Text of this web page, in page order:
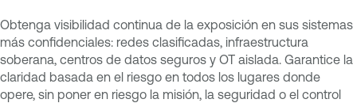
Obtenga visibilidad continua de la exposición en sus sistemas
más confidenciales: redes clasificadas, infraestructura
soberana, centros de datos seguros y OT aislada. Garantice la
claridad basada en el riesgo en todos los lugares donde
opere, sin poner en riesgo la misión, la seguridad o el control